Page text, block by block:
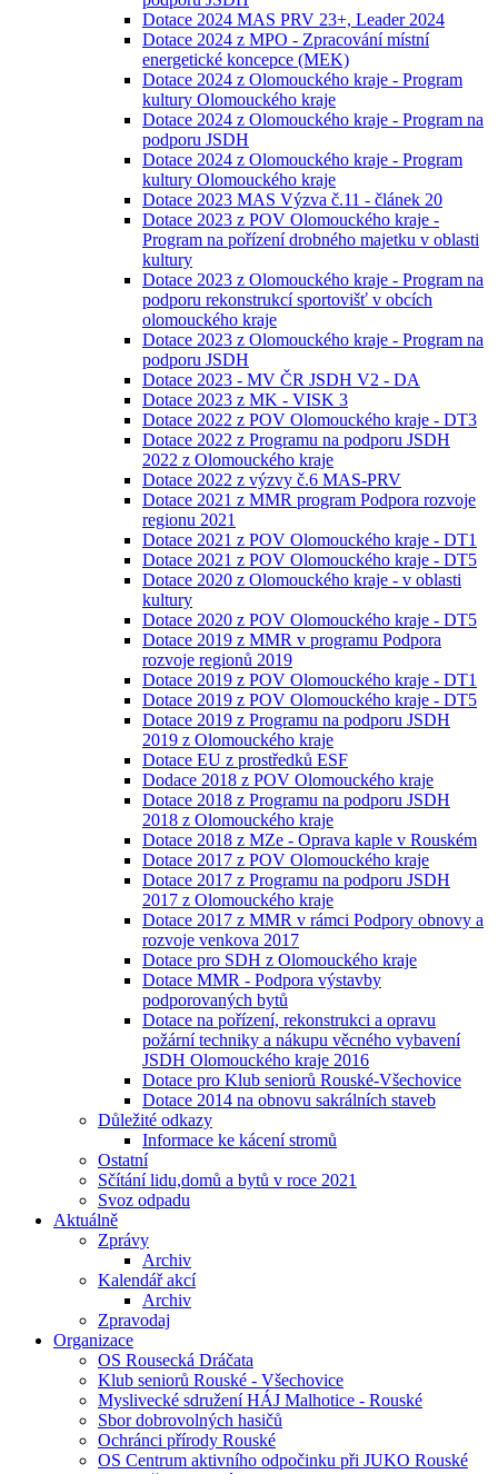
Dotace 2024 MAS PRV 23+, Leader 2024
Dotace 2024 z MPO - Zpracování místní
energetické koncepce (MEK)
Dotace 2024 z Olomouckého kraje - Program
kultury Olomouckého kraje
Dotace 2024 z Olomouckého kraje - Program na
podporu JSDH
Dotace 2024 z Olomouckého kraje - Program
kultury Olomouckého kraje
Dotace 2023 MAS Výzva č.11 - článek 20
Dotace 2023 z POV Olomouckého kraje -
Program na pořízení drobného majetku v oblasti
kultury
Dotace 2023 z Olomouckého kraje - Program na
podporu rekonstrukcí sportovišť v obcích
olomouckého kraje
Dotace 2023 z Olomouckého kraje - Program na
podporu JSDH
Dotace 2023 - MV ČR JSDH V2 - DA
Dotace 2023 z MK - VISK 3
Dotace 2022 z POV Olomouckého kraje - DT3
Dotace 2022 z Programu na podporu JSDH
2022 z Olomouckého kraje
Dotace 2022 z výzvy č.6 MAS-PRV
Dotace 2021 z MMR program Podpora rozvoje
regionu 2021
Dotace 2021 z POV Olomouckého kraje - DT1
Dotace 2021 z POV Olomouckého kraje - DT5
Dotace 2020 z Olomouckého kraje - v oblasti
kultury
Dotace 2020 z POV Olomouckého kraje - DT5
Dotace 2019 z MMR v programu Podpora
rozvoje regionů 2019
Dotace 2019 z POV Olomouckého kraje - DT1
Dotace 2019 z POV Olomouckého kraje - DT5
Dotace 2019 z Programu na podporu JSDH
2019 z Olomouckého kraje
Dotace EU z prostředků ESF
Dodace 2018 z POV Olomouckého kraje
Dotace 2018 z Programu na podporu JSDH
2018 z Olomouckého kraje
Dotace 2018 z MZe - Oprava kaple v Rouském
Dotace 2017 z POV Olomouckého kraje
Dotace 2017 z Programu na podporu JSDH
2017 z Olomouckého kraje
Dotace 2017 z MMR v rámci Podpory obnovy a
rozvoje venkova 2017
Dotace pro SDH z Olomouckého kraje
Dotace MMR - Podpora výstavby
podporovaných bytů
Dotace na pořízení, rekonstrukci a opravu
požární techniky a nákupu věcného vybavení
JSDH Olomouckého kraje 2016
Dotace pro Klub seniorů Rouské-Všechovice
Dotace 2014 na obnovu sakrálních staveb
Důležité odkazy
Informace ke kácení stromů
Ostatní
Sčítání lidu,domů a bytů v roce 2021
Svoz odpadu
Aktuálně
Zprávy
Archiv
Kalendář akcí
Archiv
Zpravodaj
Organizace
OS Rousecká Dráčata
Klub seniorů Rouské - Všechovice
Myslivecké sdružení HÁJ Malhotice - Rouské
Sbor dobrovolných hasičů
Ochránci přírody Rouské
OS Centrum aktivního odpočinku při JUKO Rouské